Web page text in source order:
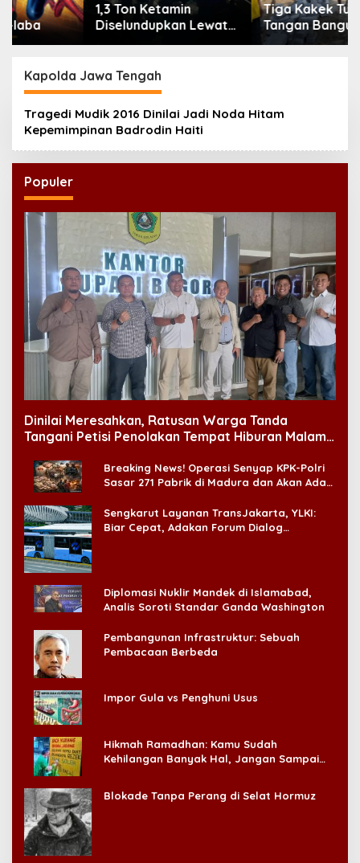
1,3 Ton Ketamin
Diselundupkan Lewat
Laut Bintan, Delapan
Tiga Kakek Turun
Tangan Bangun Jalan
Desa di Ponorogo
Kapolda Jawa Tengah
Tragedi Mudik 2016 Dinilai Jadi Noda Hitam
Kepemimpinan Badrodin Haiti
Populer
Dinilai Meresahkan, Ratusan Warga Tanda
Tangani Petisi Penolakan Tempat Hiburan Malam
Breaking News! Operasi Senyap KPK-Polri
Sasar 271 Pabrik di Madura dan Akan Ada
Sengkarut Layanan TransJakarta, YLKI:
Biar Cepat, Adakan Forum Dialog
Diplomasi Nuklir Mandek di Islamabad,
Analis Soroti Standar Ganda Washington
Pembangunan Infrastruktur: Sebuah
Pembacaan Berbeda
Impor Gula vs Penghuni Usus
Hikmah Ramadhan: Kamu Sudah
Kehilangan Banyak Hal, Jangan Sampai
Blokade Tanpa Perang di Selat Hormuz